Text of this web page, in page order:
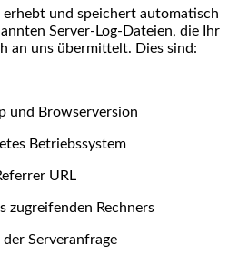
erhebt und speichert automatisch
Server-Log- Dateien, die Ihr
an uns übermittelt. Dies sind:
und Browserversion
Betriebssystem
URL
zugreifenden Rechners
Serveranfrage